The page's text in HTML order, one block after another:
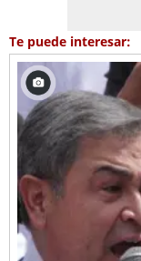
Te puede interesar: